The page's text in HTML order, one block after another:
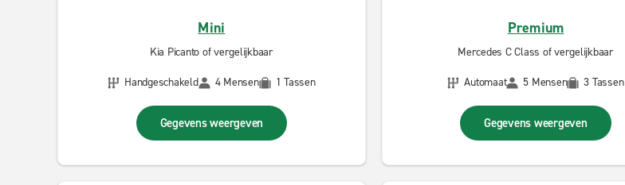
Mini
Kia Picanto of vergelijkbaar
Handgeschakeld
4 Mensen 1 Tassen
Gegevens weergeven
Premium
Mercedes C Class of vergelijkbaar
Automaat
5 Mensen 3 Tassen
Gegevens weergeven